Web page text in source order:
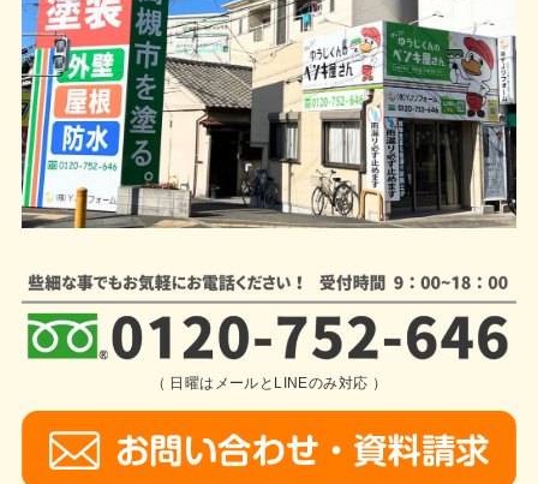
（ 日曜はメールとLINEのみ対応 ）